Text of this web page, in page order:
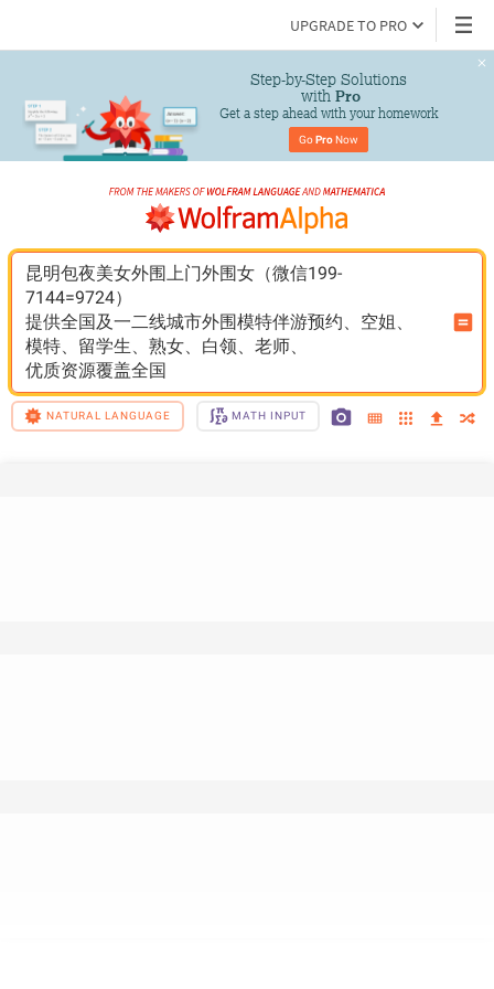
UPGRADE TO PRO
Step-by-Step Solutions
with Pro
Get a step ahead with your homework
Go Pro Now
昆明包夜美女外围上门外围女（微信199-
7144=9724）
提供全国及一二线城市外围模特伴游预约、空姐、
模特、留学生、熟女、白领、老师、
优质资源覆盖全国
NATURAL LANGUAGE MATH INPUT